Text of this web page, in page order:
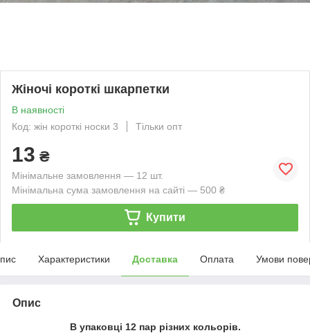
Жіночі короткі шкарпетки
В наявності
Код: жін короткі носки 3
Тільки опт
13 ₴
Мінімальне замовлення — 12 шт.
Мінімальна сума замовлення на сайті — 500 ₴
Купити
Характеристики Доставка Оплата Умови
Опис
В упаковці 12 пар різних кольорів.